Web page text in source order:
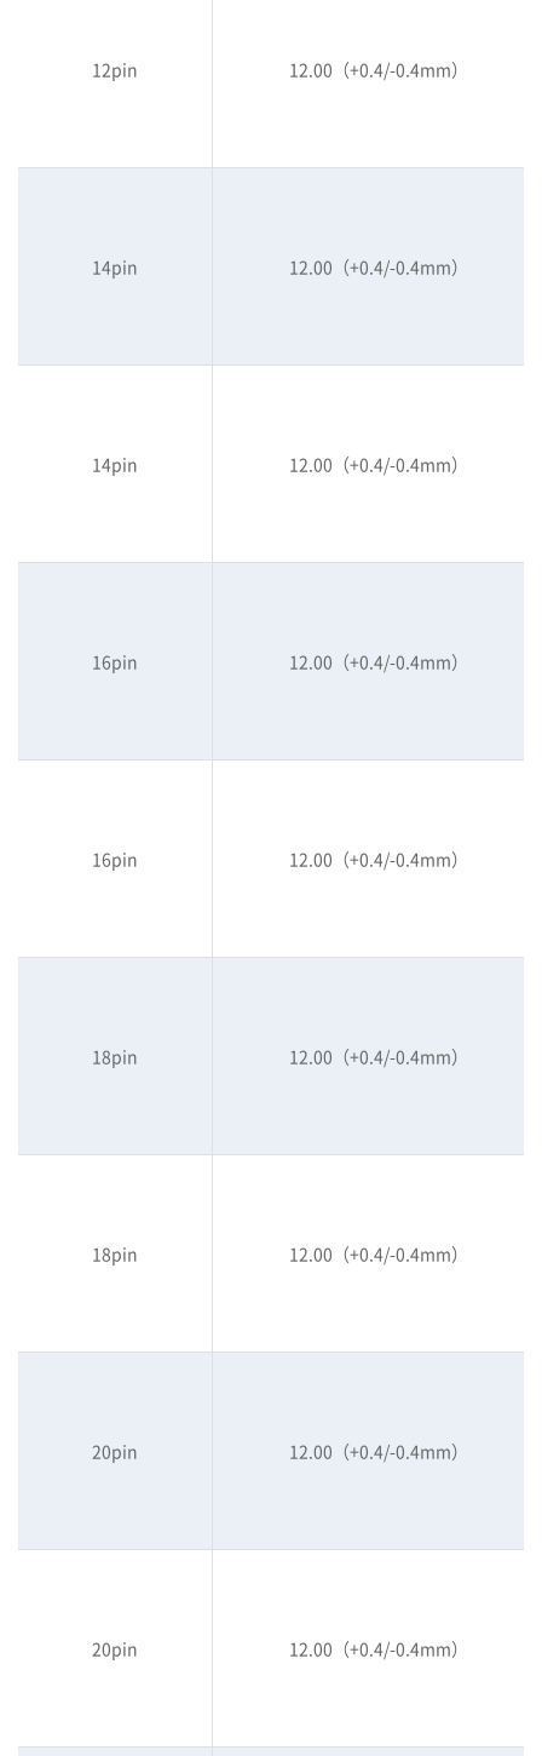
12pin 12.00（+0.4/-0.4mm）
14pin 12.00（+0.4/-0.4mm）
14pin 12.00（+0.4/-0.4mm）
16pin 12.00（+0.4/-0.4mm）
16pin 12.00（+0.4/-0.4mm）
18pin 12.00（+0.4/-0.4mm）
18pin 12.00（+0.4/-0.4mm）
20pin 12.00（+0.4/-0.4mm）
20pin 12.00（+0.4/-0.4mm）